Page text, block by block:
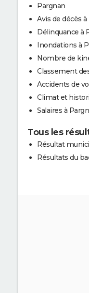
Pargnan
Avis de décès
Délinquance à
Inondations à
Nombre de
Classement
Accidents de
Climat et
Salaires à
Tous les
Résultat
Résultats du